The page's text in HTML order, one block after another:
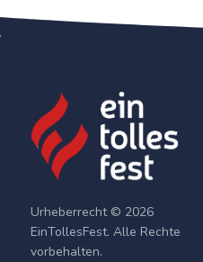
Urheberrecht © 2026
EinTollesFest. Alle Rechte
vorbehalten.